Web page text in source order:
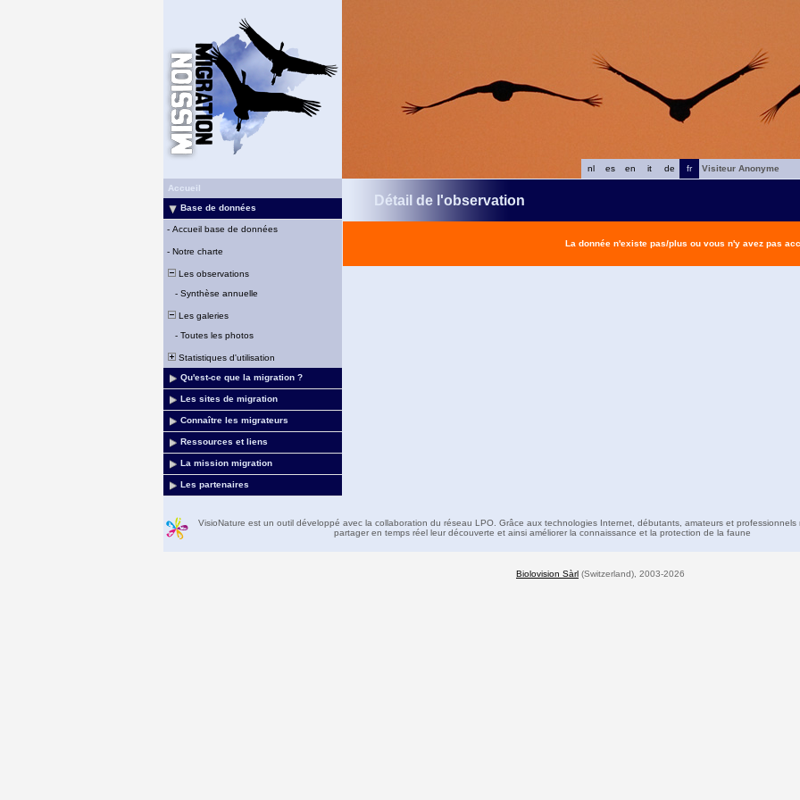
fr
de
it
en
es
nl
Visiteur Anonyme
Accueil
Base de données
- Accueil base de données
- Notre charte
Les observations
- Synthèse annuelle
Les galeries
- Toutes les photos
Statistiques d'utilisation
Qu'est-ce que la migration ?
Les sites de migration
Connaître les migrateurs
Ressources et liens
La mission migration
Les partenaires
Détail de l'observation
La donnée n'existe pas/plus ou vous n'y avez pas
VisioNature est un outil développé avec la collaboration du réseau LPO. Grâce aux technologies Internet, débutants, amateurs et professionnels
partager en temps réel leur découverte et ainsi améliorer la connaissance et la protection de la faune
Biolovision Sàrl (Switzerland), 2003-2026